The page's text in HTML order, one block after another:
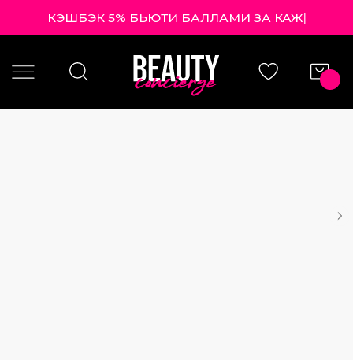
КЭШБЭК 5% БЬЮТИ БАЛЛАМИ ЗА|